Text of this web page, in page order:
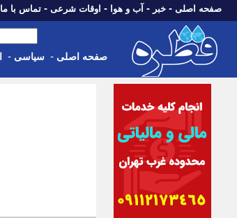
صفحه اصلی - خبر - آب و هوا - اوقات شرعی - تماس با ما
صفحه اصلی - سیاسی -